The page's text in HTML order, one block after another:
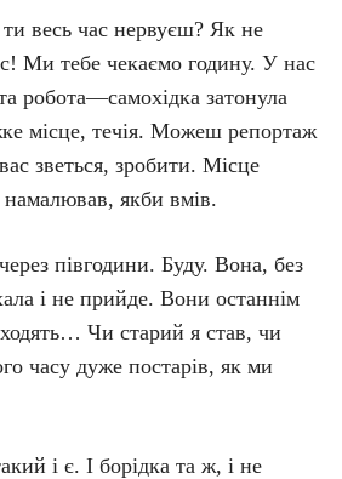
весь час нервуєш? Як не
Ми тебе чекаємо годину. У нас
робота—самохідка затонула
місце, течія. Можеш репортаж
зветься, зробити. Місце
якби вмів.
півгодини. Буду. Вона, без
і не прийде. Вони останнім
Чи старий я став, чи
часу дуже постарів, як ми
і є. І борідка та ж, і не